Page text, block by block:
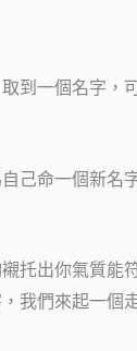
到一個名字，
己命一個新名
托出你氣質能
我們來起一個